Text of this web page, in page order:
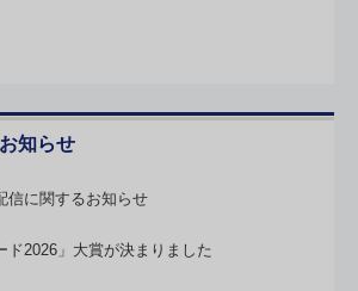
知らせ
信に関するお知らせ
ド2026」大賞が決まりました